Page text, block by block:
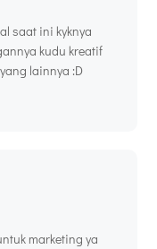
saat ini kyknya
kudu kreatif
lainnya :D
marketing ya